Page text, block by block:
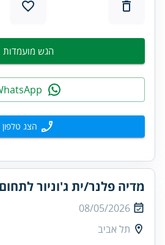
הגש מועמדות
הצג טלפון
מדיה פלנר/ית ג'וניור
08/05/2026
תל אביב